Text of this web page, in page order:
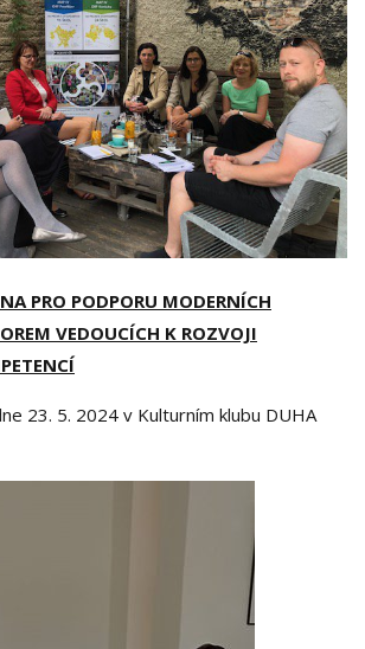
PRO PODPORU MODERNÍCH
VEDOUCÍCH K ROZVOJI
23. 5. 2024 v Kulturním klubu DUHA